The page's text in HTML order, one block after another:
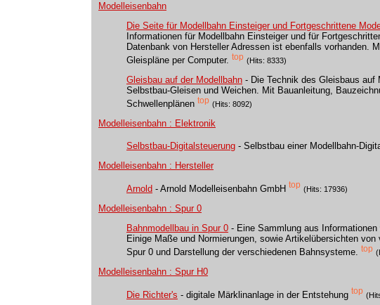
Modelleisenbahn
Die Seite für Modellbahn Einsteiger und Fortgeschrittene
Informationen für Modellbahn Einsteiger und für
Datenbank von Hersteller Adressen ist ebenfalls vorhanden.
Gleispläne per Computer. top (Hits: 8333)
Gleisbau auf der Modellbahn - Die Technik des Gleisbaus auf
Selbstbau-Gleisen und Weichen. Mit Bauanleitung,
Schwellenplänen top (Hits: 8092)
Modelleisenbahn : Elektronik
Selbstbau-Digitalsteuerung - Selbstbau einer Modellbahn-
Modelleisenbahn : Hersteller
Arnold - Arnold Modelleisenbahn GmbH top (Hits: 17936)
Modelleisenbahn : Spur 0
Bahnmodellbau in Spur 0 - Eine Sammlung aus
Einige Maße und Normierungen, sowie Artikelübersichten
Spur 0 und Darstellung der verschiedenen Bahnsysteme. top
Modelleisenbahn : Spur H0
Die Richter's - digitale Märklinanlage in der Entstehung top